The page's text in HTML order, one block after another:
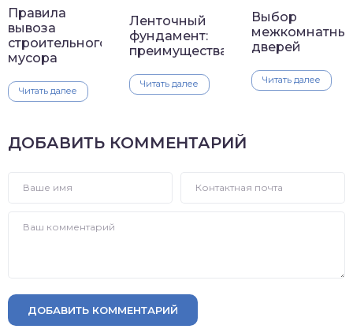
Правила
вывоза
строительного
мусора
Читать далее
Ленточный
фундамент:
преимущества
Читать далее
Выбор
дверей
Читать далее
ДОБАВИТЬ КОММЕНТАРИЙ
ДОБАВИТЬ КОММЕНТАРИЙ